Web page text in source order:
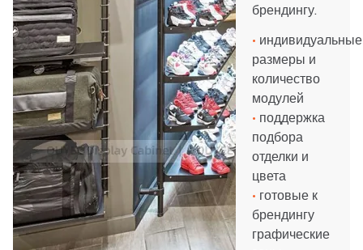
брендингу.
• индивидуальные
размеры и
количество
модулей
• поддержка
подбора
отделки и
цвета
• готовые к
брендингу
графические